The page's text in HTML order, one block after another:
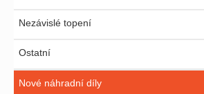
Nezávislé topení
Ostatní
Nové náhradní díly